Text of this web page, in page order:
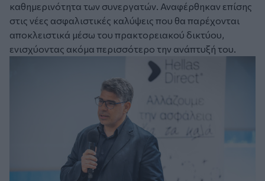
καθημερινότητα των συνεργατών. Αναφέρθηκαν επίσης
στις νέες ασφαλιστικές καλύψεις που θα παρέχονται
αποκλειστικά μέσω του πρακτορειακού δικτύου,
ενισχύοντας ακόμα περισσότερο την ανάπτυξή του.